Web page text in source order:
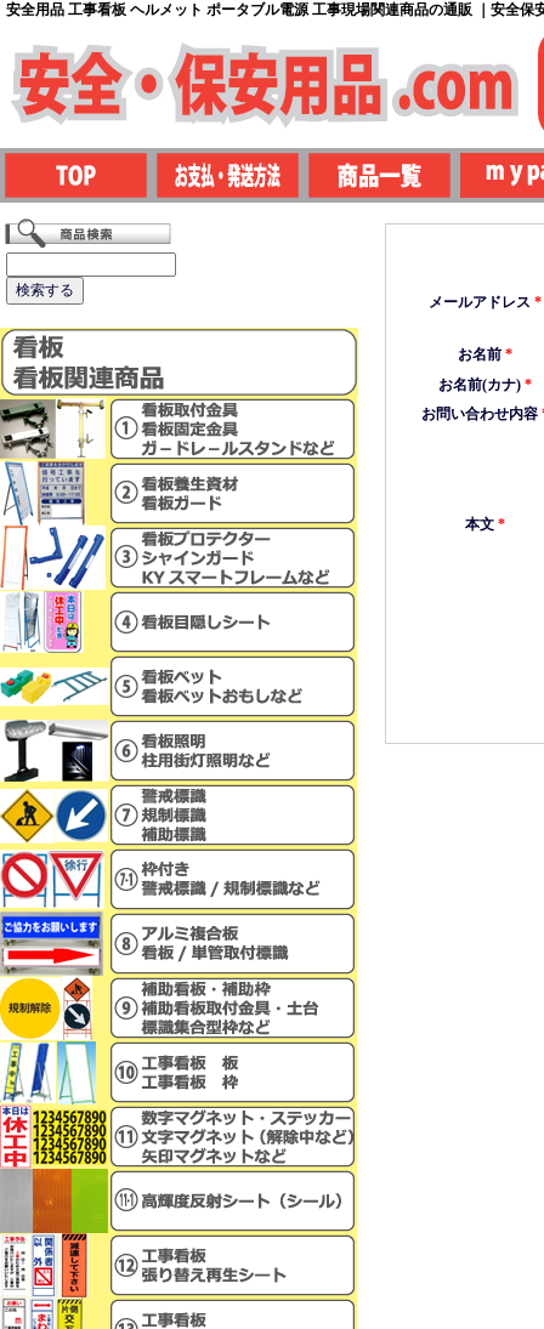
安全用品 工事看板 ヘルメット ポータブル電源 工事現場関連商品の通販 ｜安全保
メールアドレス *
お名前*
お名前(カナ)*
お問い合わせ内容
本文*